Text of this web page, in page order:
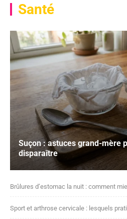
Santé
Suçon : astuces grand-mère
disparaître
Brûlures d’estomac la nuit : comment
Sport et arthrose cervicale : lesquels